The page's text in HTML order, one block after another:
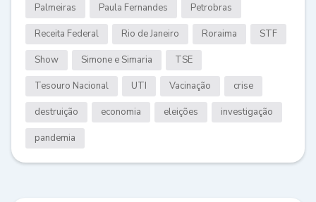
Palmeiras Paula Fernandes Petrobras
Receita Federal Rio de Janeiro Roraima STF
Show Simone e Simaria TSE
Tesouro Nacional UTI Vacinação crise
destruição economia eleições investigação
pandemia